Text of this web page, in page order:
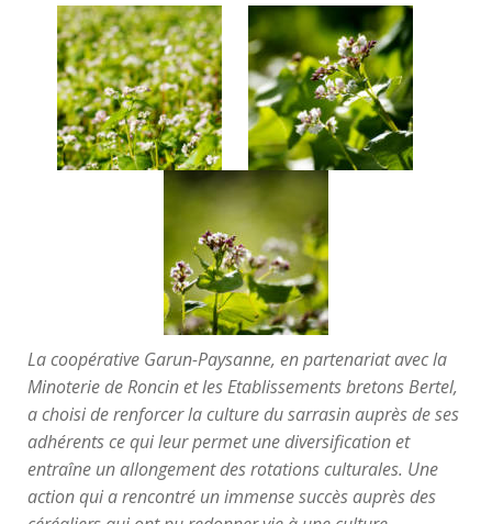
La coopérative Garun-Paysanne, en partenariat avec la
Minoterie de Roncin et les Etablissements bretons Bertel,
a choisi de renforcer la culture du sarrasin auprès de ses
adhérents ce qui leur permet une diversification et
entraîne un allongement des rotations culturales. Une
action qui a rencontré un immense succès auprès des